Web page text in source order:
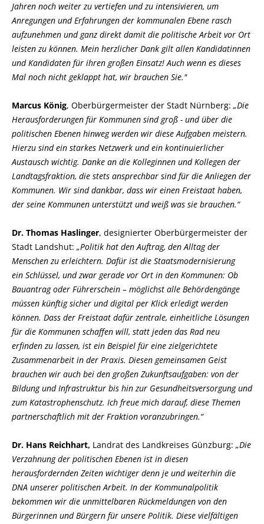
Jahren noch weiter zu vertiefen und zu intensivieren, um
Anregungen und Erfahrungen der kommunalen Ebene rasch
aufzunehmen und ganz direkt damit die politische Arbeit vor Ort
leisten zu können. Mein herzlicher Dank gilt allen Kandidatinnen
und Kandidaten für ihren großen Einsatz! Auch wenn es dieses
Mal noch nicht geklappt hat, wir brauchen Sie."
Marcus König, Oberbürgermeister der Stadt Nürnberg: Die
Herausforderungen für Kommunen sind groß - und über die
politischen Ebenen hinweg werden wir diese Aufgaben meistern.
Hierzu sind ein starkes Netzwerk und ein kontinuierlicher
Austausch wichtig. Danke an die Kolleginnen und Kollegen der
Landtagsfraktion, die stets ansprechbar sind für die Anliegen der
Kommunen. Wir sind dankbar, dass wir einen Freistaat haben,
der seine Kommunen unterstützt und weiß was sie brauchen.“
Dr. Thomas Haslinger, designierter Oberbürgermeister der
Stadt Landshut: Politik hat den Auftrag, den Alltag der
Menschen zu erleichtern. Dafür ist die Staatsmodernisierung
ein Schlüssel, und zwar gerade vor Ort in den Kommunen: Ob
Bauantrag oder Führerschein – möglichst alle Behördengänge
müssen künftig sicher und digital per Klick erledigt werden
können. Dass der Freistaat dafür zentrale, einheitliche Lösungen
für die Kommunen schaffen will, statt jeden das Rad neu
erfinden zu lassen, ist ein Beispiel für eine zielgerichtete
Zusammenarbeit in der Praxis. Diesen gemeinsamen Geist
brauchen wir auch bei den großen Zukunftsaufgaben: von der
Bildung und Infrastruktur bis hin zur Gesundheitsversorgung und
zum Katastrophenschutz. Ich freue mich darauf, diese Themen
partnerschaftlich mit der Fraktion voranzubringen.“
Dr. Hans Reichhart, Landrat des Landkreises Günzburg: Die
Verzahnung der politischen Ebenen ist in diesen
herausfordernden Zeiten wichtiger denn je und weiterhin die
DNA unserer politischen Arbeit. In der Kommunalpolitik
bekommen wir die unmittelbaren Rückmeldungen von den
Bürgerinnen und Bürgern für unsere Politik. Diese vielfältigen